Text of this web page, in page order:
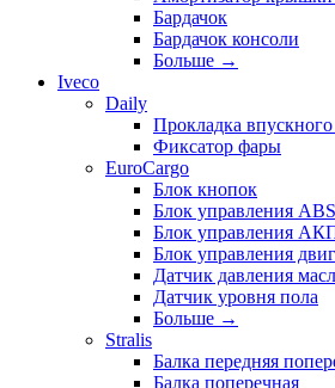
Бардачок
Бардачок консоли
Больше →
Iveco
Daily
Прокладка впускного
Фиксатор фары
EuroCargo
Блок кнопок
Блок управления ABS
Блок управления
Блок управления
Датчик давления
Датчик уровня пола
Больше →
Stralis
Балка передняя
Балка поперечная